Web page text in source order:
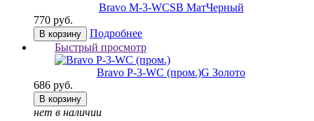
Bravo M-3-WCSB МатЧерный
770 руб.
В корзину
Подробнее
Быстрый просмотр
Bravo P-3-WC (пром.)G Золото
686 руб.
В корзину
нет в наличии